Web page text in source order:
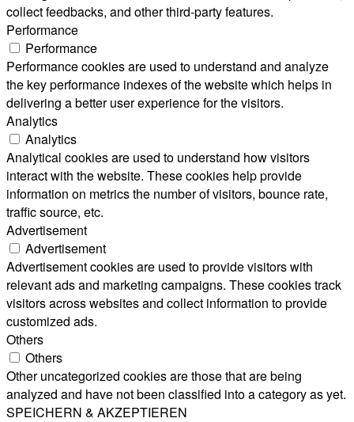
collect feedbacks, and other third-party features.
Performance
Performance
Performance cookies are used to understand and analyze
the key performance indexes of the website which helps in
delivering a better user experience for the visitors.
Analytics
Analytics
Analytical cookies are used to understand how visitors
interact with the website. These cookies help provide
information on metrics the number of visitors, bounce rate,
traffic source, etc.
Advertisement
Advertisement
Advertisement cookies are used to provide visitors with
relevant ads and marketing campaigns. These cookies track
visitors across websites and collect information to provide
customized ads.
Others
Others
Other uncategorized cookies are those that are being
analyzed and have not been classified into a category as yet.
SPEICHERN & AKZEPTIEREN